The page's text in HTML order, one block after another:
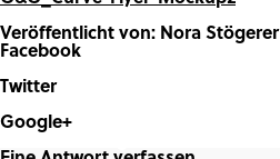
Veröffentlicht von: Nora Stögerer
Facebook
Twitter
Google+
Share on Google+